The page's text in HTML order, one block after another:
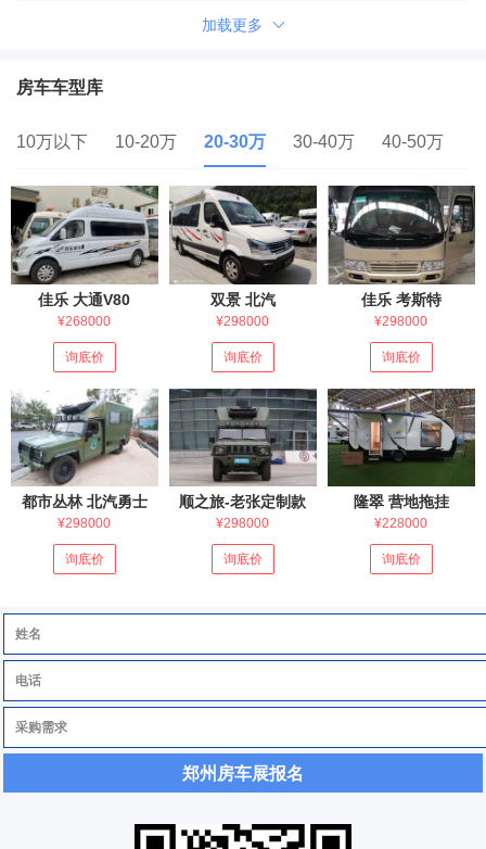
加载更多
房车车型库
10万以下 10-20万 20-30万 30-40万 40-50万
佳乐 大通V80
¥268000
询底价
双景 北汽
¥298000
询底价
佳乐 考斯特
¥298000
询底价
都市丛林 北汽勇士
¥298000
询底价
顺之旅-老张定制款
¥298000
询底价
隆翠 营地拖挂
¥228000
询底价
郑州房车展报名